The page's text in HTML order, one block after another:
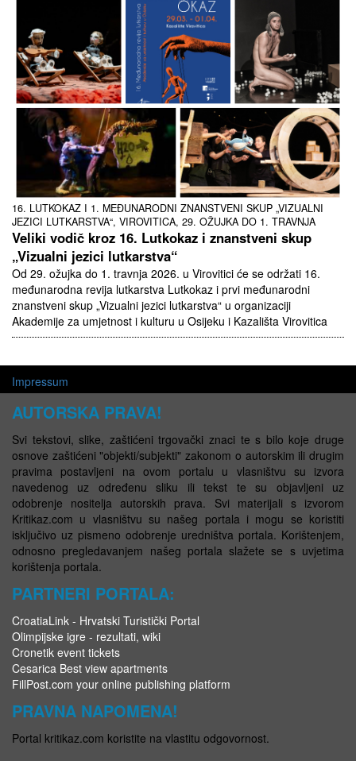
16. LUTKOKAZ I 1. MEĐUNARODNI ZNANSTVENI SKUP „VIZUALNI
JEZICI LUTKARSTVA“, VIROVITICA, 29. OŽUJKA DO 1. TRAVNJA
Veliki vodič kroz 16. Lutkokaz i znanstveni skup
„Vizualni jezici lutkarstva“
Od 29. ožujka do 1. travnja 2026. u Virovitici će se održati 16.
međunarodna revija lutkarstva Lutkokaz i prvi međunarodni
znanstveni skup „Vizualni jezici lutkarstva“ u organizaciji
Akademije za umjetnost i kulturu u Osijeku i Kazališta Virovitica
Impressum
AUTORSKA PRAVA!
Svi tekstovi, slike, zaštićeni trgovački znaci te s bilo koje druge
osnove zaštićeni "objekti/subjekti" zakonom o autorskim ili drugim
pravima postavljeni na ovom portalu u vlasništvu su izvora
navedenog uz određenu sliku ili tekst te su objavljeni uz
odobrenje nositelja autorskih prava. Svi materijali s izvorom
Kritikaz.com u vlasništvu su našeg portala i mogu se koristiti
isključivo uz pismeno odobrenje uredništva portala. Korištenjem,
odnosno pregledavanjem našeg portala slažete se s uvjetima
korištenja portala.
PARTNERI PORTALA:
CroatiaLink - Hrvatski Turistički Portal
Olimpijske igre - rezultati, wiki
Cronetik event tickets
Cesarica Best view apartments
FillPost.com your online publishing platform
PRAVNA NAPOMENA!
Portal kritikaz.com koristite na vlastitu odgovornost.